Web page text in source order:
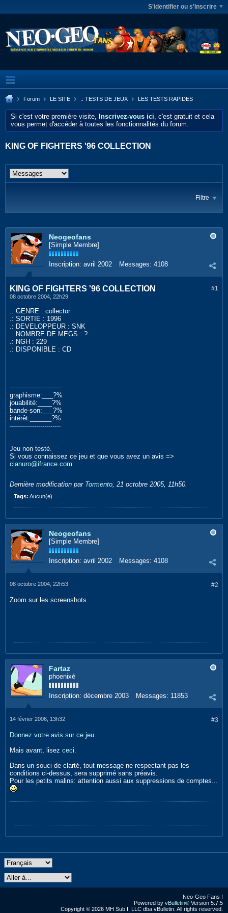
S'identifier ou s'inscrire
Forum LE SITE .: TESTS DE JEUX LES TESTS RAPIDES
Si c'est votre première visite, Inscrivez-vous ici, c'est gratuit et cela
vous permet d'accéder à toutes les fonctionnalités du forum.
KING OF FIGHTERS '96 COLLECTION
Filtre
Neogeofans
[Simple Membre]
Inscription: avril 2002 Messages: 4108
#1
KING OF FIGHTERS '96 COLLECTION
08 octobre 2004, 22h29
.: GENRE : collector
.: SORTIE : 1996
.: DEVELOPPEUR : SNK
.: NOMBRE DE MEGS : ?
.: NGH : 229
.: DISPONIBLE : CD
-------------------------
graphisme:___?%
jouabilité:____?%
bande-son:___?%
intérêt:______?%
-------------------------
Jeu non testé.
Si vous connaissez ce jeu et que vous avez un avis =>
cianuro@ifrance.com
Dernière modification par Tormento, 21 octobre 2005, 11h50.
Tags: Aucun(e)
Neogeofans
[Simple Membre]
Inscription: avril 2002 Messages: 4108
#2
08 octobre 2004, 22h53
Zoom sur les screenshots
Fartaz
phoenixé
Inscription: décembre 2003 Messages: 11853
#3
14 février 2006, 13h32
Donnez votre avis sur ce jeu.
Mais avant, lisez ceci.
Dans un souci de clarté, tout message ne respectant pas les
conditions ci-dessus, sera supprimé sans préavis.
Pour les petits malins: attention aussi aux suppressions de comptes...
Neo-Geo Fans !
Powered by vBulletin® Version 5.7.5
Copyright © 2026 MH Sub I, LLC dba vBulletin. All rights reserved.